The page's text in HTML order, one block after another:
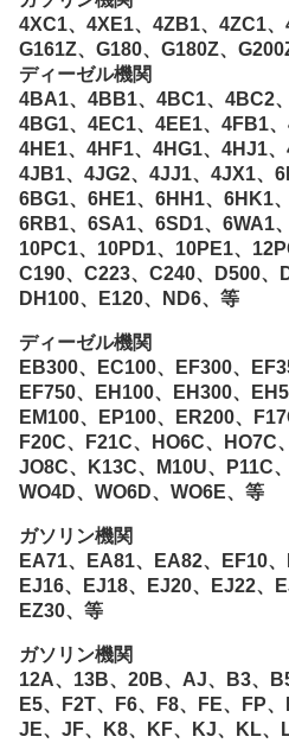
4XC1、4XE1、4ZB1、4ZC1、
G161Z、G180、G180Z、
ディーゼル機関
4BA1、4BB1、4BC1、4BC2
4BG1、4EC1、4EE1、4FB1、
4HE1、4HF1、4HG1、4HJ1
4JB1、4JG2、4JJ1、4JX1、
6BG1、6HE1、6HH1、6HK1
6RB1、6SA1、6SD1、6WA1
10PC1、10PD1、10PE1、
C190、C223、C240、D500、
DH100、E120、ND6、等
ディーゼル機関
EB300、EC100、EF300、
EF750、EH100、EH300、
EM100、EP100、ER200、
F20C、F21C、HO6C、HO7C
JO8C、K13C、M10U、P11C
WO4D、WO6D、WO6E、等
ガソリン機関
EA71、EA81、EA82、EF10、
EJ16、EJ18、EJ20、EJ22、
EZ30、等
ガソリン機関
12A、13B、20B、AJ、B3、
E5、F2T、F6、F8、FE、FP、
JE、JF、K8、KF、KJ、KL、